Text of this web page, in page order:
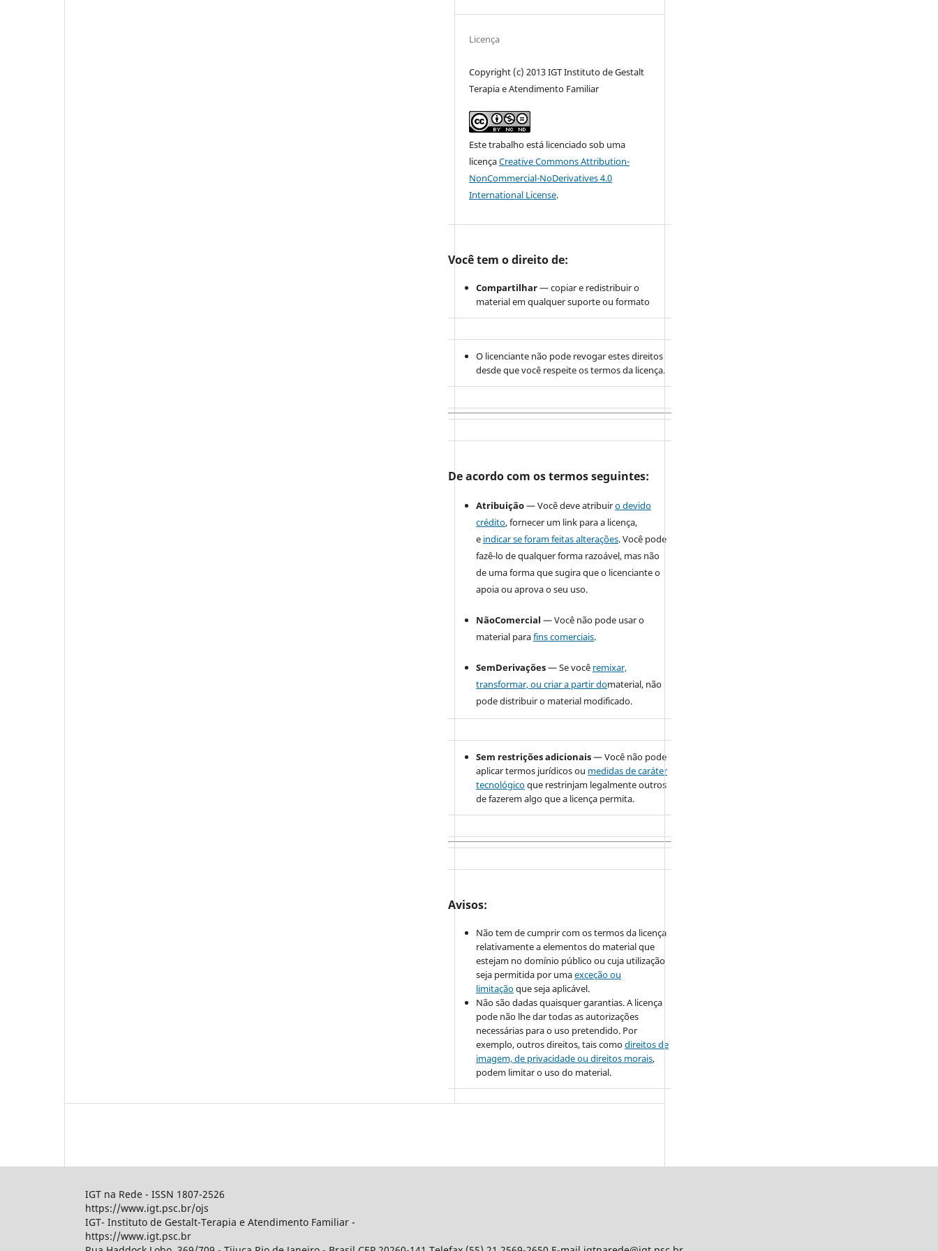
Licença
Copyright (c) 2013 IGT Instituto de Gestalt
Terapia e Atendimento Familiar
Este trabalho está licenciado sob uma
licençaCreative Commons Attribution-
NonCommercial-NoDerivatives 4.0
International License.
Você tem o direito de:
Compartilhar— copiar e redistribuir o
material em qualquer suporte ou formato
O licenciante não pode revogar estes direitos
desde que você respeite os termos da licença.
De acordo com os termos seguintes:
Atribuição— Você deve atribuiro devido
crédito, fornecer um link para a licença,
e indicar se foram feitas alterações. Você pode
fazê-lo de qualquer forma razoável, mas não
de uma forma que sugira que o licenciante o
apoia ou aprova o seu uso.
NãoComercial — Você não pode usar o
material parafins comerciais.
SemDerivações— Se você remixar,
transformar, ou criar a partir domaterial, não
pode distribuir o material modificado.
Sem restrições adicionais— Você não pode
aplicar termos jurídicos ou medidas de caráter
tecnológicoque restrinjam legalmente outros
de fazerem algo que a licença permita.
Avisos:
Não tem de cumprir com os termos da licença
relativamente a elementos do material que
estejam no domínio público ou cuja utilização
seja permitida por umaexceção ou
limitaçãoque seja aplicável.
Não são dadas quaisquer garantias. A licença
pode não lhe dar todas as autorizações
necessárias para o uso pretendido. Por
exemplo, outros direitos, tais comodireitos de
imagem, de privacidade ou direitos morais,
podem limitar o uso do material.
IGT na Rede - ISSN 1807-2526
https://www.igt.psc.br/ojs
IGT- Instituto de Gestalt-Terapia e Atendimento Familiar -
https://www.igt.psc.br